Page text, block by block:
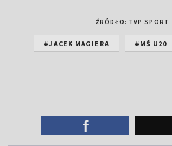
ŹRÓDŁO: TVP SPORT
#JACEK MAGIERA #MŚ U20